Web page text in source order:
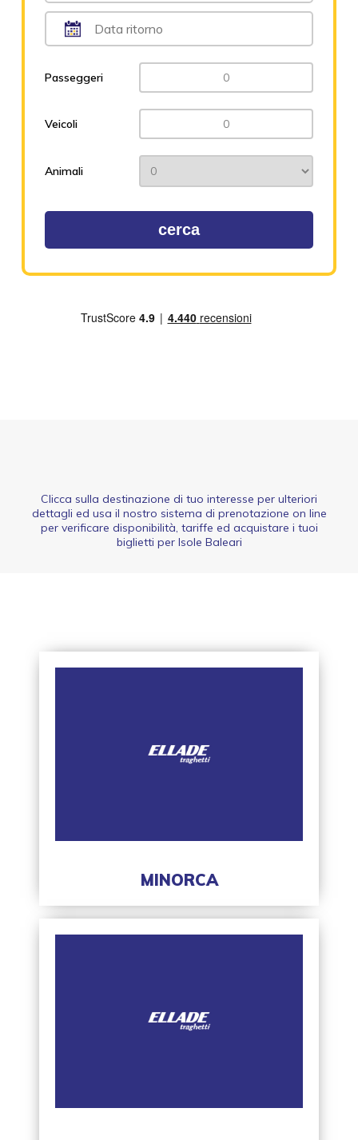
Passeggeri
Veicoli
Animali
cerca
Clicca sulla destinazione di tuo interesse per ulteriori
dettagli ed usa il nostro sistema di prenotazione on line
per verificare disponibilità, tariffe ed acquistare i tuoi
biglietti per Isole Baleari
MINORCA